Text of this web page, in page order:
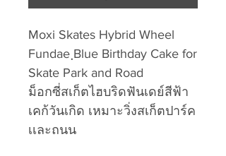
Moxi Skates Hybrid Wheel
Fundae ฺBlue Birthday Cake for
Skate Park and Road
ม็อกซี่สเก็ตไฮบริดฟันเดย์สีฟ้า
เคก้วันเกิด เหมาะวิ่งสเก็ตปาร์ค
เเละถนน